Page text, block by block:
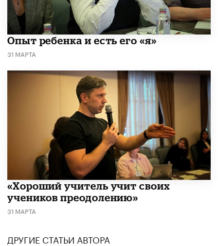
Опыт ребенка и есть его «я»
31 МАРТА
«Хороший учитель учит своих
учеников преодолению»
31 МАРТА
ДРУГИЕ СТАТЬИ АВТОРА